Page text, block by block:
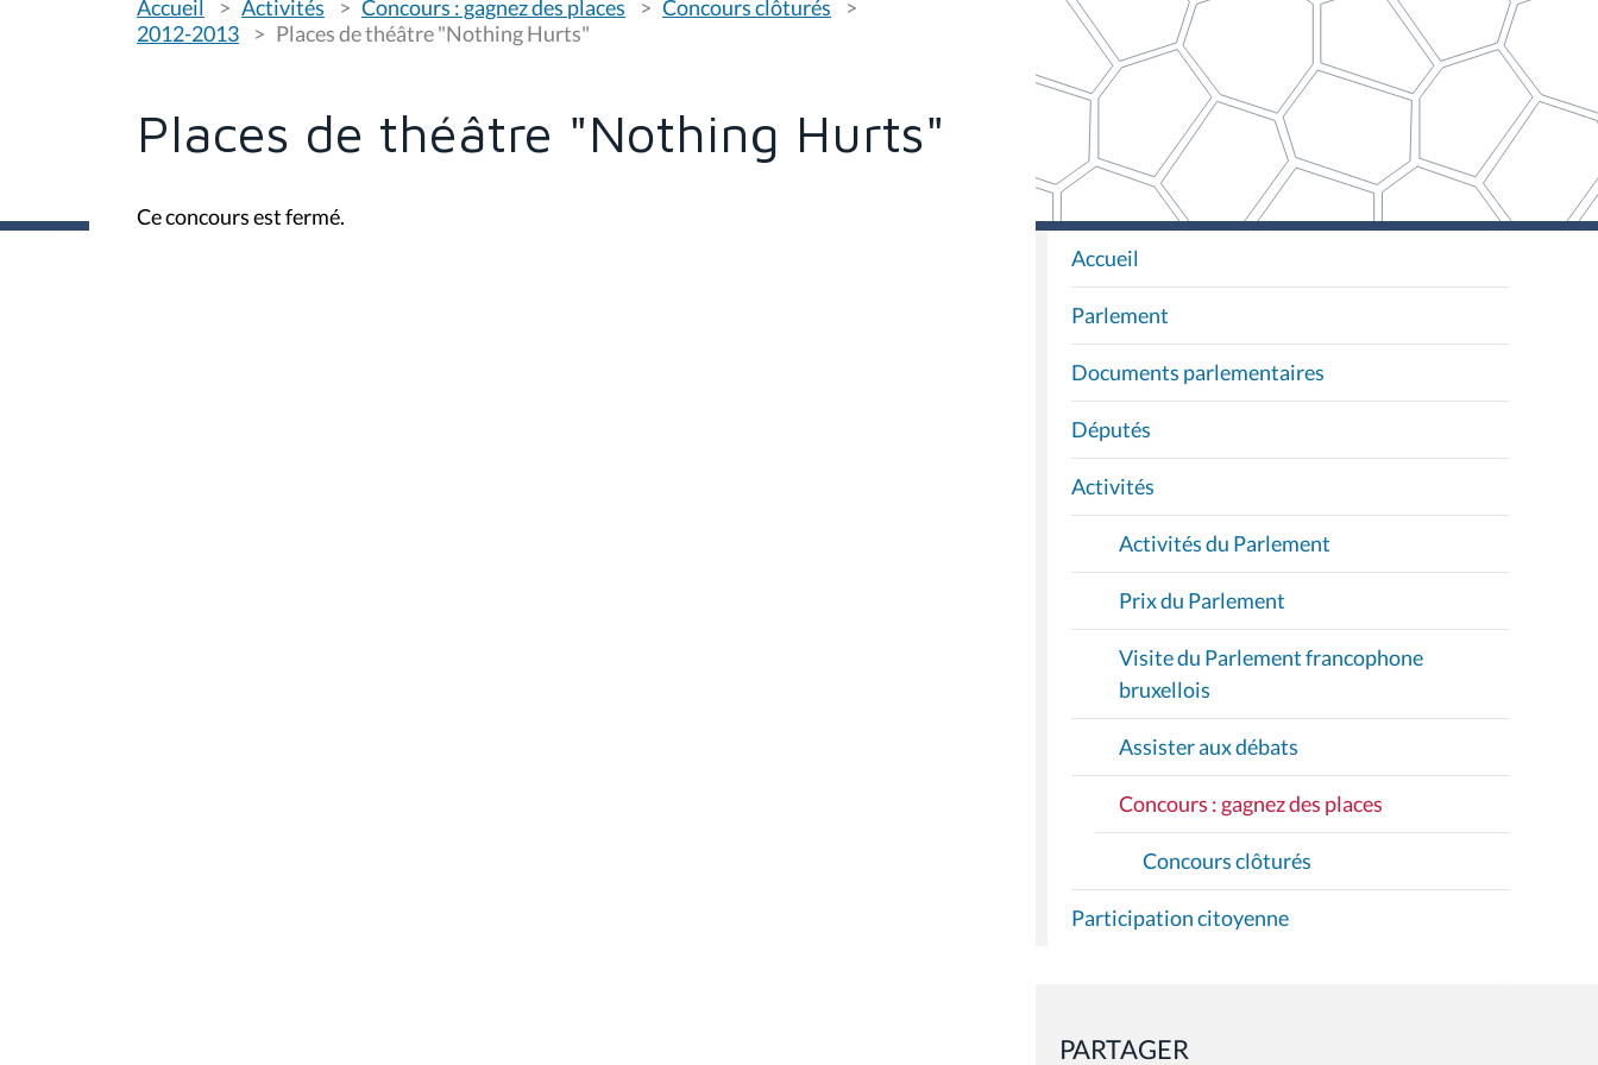
o
u
s
:
Accueil Activités Concours : gagnez des places
Concours clôturés
2012-2013
Places de théâtre "Nothing Hurts"
Places de théâtre "Nothing Hurts"
Ce concours est fermé.
N
A
V
I
G
A
T
I
O
Accueil
Parlement
Documents parlementaires
Députés
Activités
Activités du Parlement
Prix du Parlement
Visite du Parlement francophone
bruxellois
Assister aux débats
Concours : gagnez des places
Concours clôturés
Participation citoyenne
PARTAGER